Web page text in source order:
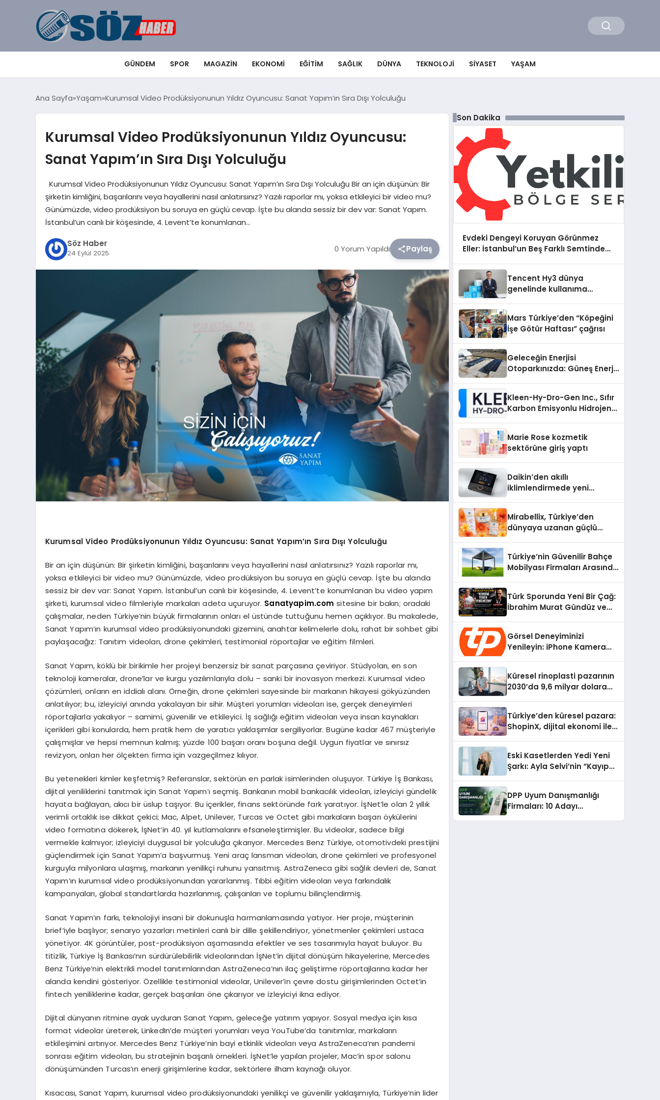
GÜNDEM SPOR MAGAZIN EKONOMI EĞITIM SAĞLIK DÜNYA TEKNOLOJI SIYASET YAŞAM
Ana Sayfa Yaşam Kurumsal Video Prodüksiyonunun Yıldız Oyuncusu: Sanat Yapım’ın Sıra Dışı Yolculuğu
Kurumsal Video Prodüksiyonunun Yıldız Oyuncusu:
Sanat Yapım’ın Sıra Dışı Yolculuğu
Kurumsal Video Prodüksiyonunun Yıldız Oyuncusu: Sanat Yapım’ın Sıra Dışı Yolculuğu Bir an için düşünün: Bir
şirketin kimliğini, başarılarını veya hayallerini nasıl anlatırsınız? Yazılı raporlar mı, yoksa etkileyici bir video mu?
Günümüzde, video prodüksiyon bu soruya en güçlü cevap. İşte bu alanda sessiz bir dev var: Sanat Yapım.
İstanbul’un canlı bir köşesinde, 4. Levent’te konumlanan…
Söz Haber
24 Eylül 2025 0 Yorum Yapıldı Paylaş
Kurumsal Video Prodüksiyonunun Yıldız Oyuncusu: Sanat Yapım’ın Sıra Dışı Yolculuğu
Bir an için düşünün: Bir şirketin kimliğini, başarılarını veya hayallerini nasıl anlatırsınız? Yazılı raporlar mı,
yoksa etkileyici bir video mu? Günümüzde, video prodüksiyon bu soruya en güçlü cevap. İşte bu alanda
sessiz bir dev var: Sanat Yapım. İstanbul’un canlı bir köşesinde, 4. Levent’te konumlanan bu video yapım
şirketi, kurumsal video filmleriyle markaları adeta uçuruyor. Sanatyapim.com sitesine bir bakın; oradaki
çalışmalar, neden Türkiye’nin büyük firmalarının onları el üstünde tuttuğunu hemen açıklıyor. Bu makalede,
Sanat Yapım’ın kurumsal video prodüksiyonundaki gizemini, anahtar kelimelerle dolu, rahat bir sohbet gibi
paylaşacağız: Tanıtım videoları, drone çekimleri, testimonial röportajlar ve eğitim filmleri.
Sanat Yapım, köklü bir birikimle her projeyi benzersiz bir sanat parçasına çeviriyor. Stüdyoları, en son
teknoloji kameralar, drone’lar ve kurgu yazılımlarıyla dolu – sanki bir inovasyon merkezi. Kurumsal video
çözümleri, onların en iddialı alanı. Örneğin, drone çekimleri sayesinde bir markanın hikayesi gökyüzünden
anlatılıyor; bu, izleyiciyi anında yakalayan bir sihir. Müşteri yorumları videoları ise, gerçek deneyimleri
röportajlarla yakalıyor – samimi, güvenilir ve etkileyici. İş sağlığı eğitim videoları veya insan kaynakları
içerikleri gibi konularda, hem pratik hem de yaratıcı yaklaşımlar sergiliyorlar. Bugüne kadar 467 müşteriyle
çalışmışlar ve hepsi memnun kalmış; yüzde 100 başarı oranı boşuna değil. Uygun fiyatlar ve sınırsız
revizyon, onları her ölçekten firma için vazgeçilmez kılıyor.
Bu yetenekleri kimler keşfetmiş? Referanslar, sektörün en parlak isimlerinden oluşuyor. Türkiye İş Bankası,
dijital yeniliklerini tanıtmak için Sanat Yapım’ı seçmiş. Bankanın mobil bankacılık videoları, izleyiciyi gündelik
hayata bağlayan, akıcı bir üslup taşıyor. Bu içerikler, finans sektöründe fark yaratıyor. İşNet’le olan 2 yıllık
verimli ortaklık ise dikkat çekici; Mac, Alpet, Unilever, Turcas ve Octet gibi markaların başarı öykülerini
video formatına dökerek, İşNet’in 40. yıl kutlamalarını efsaneleştirmişler. Bu videolar, sadece bilgi
vermekle kalmıyor; izleyiciyi duygusal bir yolculuğa çıkarıyor. Mercedes Benz Türkiye, otomotivdeki prestijini
güçlendirmek için Sanat Yapım’a başvurmuş. Yeni araç lansman videoları, drone çekimleri ve profesyonel
kurguyla milyonlara ulaşmış, markanın yenilikçi ruhunu yansıtmış. AstraZeneca gibi sağlık devleri de, Sanat
Yapım’ın kurumsal video prodüksiyonundan yararlanmış. Tıbbi eğitim videoları veya farkındalık
kampanyaları, global standartlarda hazırlanmış, çalışanları ve toplumu bilinçlendirmiş.
Sanat Yapım’ın farkı, teknolojiyi insani bir dokunuşla harmanlamasında yatıyor. Her proje, müşterinin
brief’iyle başlıyor; senaryo yazarları metinleri canlı bir dille şekillendiriyor, yönetmenler çekimleri ustaca
yönetiyor. 4K görüntüler, post-prodüksiyon aşamasında efektler ve ses tasarımıyla hayat buluyor. Bu
titizlik, Türkiye İş Bankası’nın sürdürülebilirlik videolarından İşNet’in dijital dönüşüm hikayelerine, Mercedes
Benz Türkiye’nin elektrikli model tanıtımlarından AstraZeneca’nın ilaç geliştirme röportajlarına kadar her
alanda kendini gösteriyor. Özellikle testimonial videolar, Unilever’in çevre dostu girişimlerinden Octet’in
fintech yeniliklerine kadar, gerçek başarıları öne çıkarıyor ve izleyiciyi ikna ediyor.
Dijital dünyanın ritmine ayak uyduran Sanat Yapım, geleceğe yatırım yapıyor. Sosyal medya için kısa
format videolar üreterek, LinkedIn’de müşteri yorumları veya YouTube’da tanıtımlar, markaların
etkileşimini artırıyor. Mercedes Benz Türkiye’nin bayi etkinlik videoları veya AstraZeneca’nın pandemi
sonrası eğitim videoları, bu stratejinin başarılı örnekleri. İşNet’le yapılan projeler, Mac’in spor salonu
dönüşümünden Turcas’ın enerji girişimlerine kadar, sektörlere ilham kaynağı oluyor.
Kısacası, Sanat Yapım, kurumsal video prodüksiyonundaki yenilikçi ve güvenilir yaklaşımıyla, Türkiye’nin lider
Son Dakika
Evdeki Dengeyi Koruyan Görünmez
Eller: İstanbul’un Beş Farklı Semtinde
Tencent Hy3 dünya
genelinde kullanıma
Mars Türkiye’den “Köpeğini
İşe Götür Haftası” çağrısı
Geleceğin Enerjisi
Otoparkınızda: Güneş Enerjili
Kleen-Hy-Dro-Gen Inc., Sıfır
Karbon Emisyonlu Hidrojen
Aldı
Marie Rose kozmetik
sektörüne giriş yaptı
Daikin’den akıllı
iklimlendirmede yeni
Mirabellix, Türkiye’den
dünyaya uzanan güçlü
Türkiye’nin Güvenilir Bahçe
Mobilyası Firmaları Arasında
Türk Sporunda Yeni Bir Çağ:
İbrahim Murat Gündüz ve
Görsel Deneyiminizi
Yenileyin: iPhone Kamera
Küresel rinoplasti pazarının
2030’da 9,6 milyar dolara
Türkiye’den küresel pazara:
ShopinX, dijital ekonomi ile
Eski Kasetlerden Yedi Yeni
Şarkı: Ayla Selvi’nin “Kayıp
DPP Uyum Danışmanlığı
Firmaları: 10 Adayı